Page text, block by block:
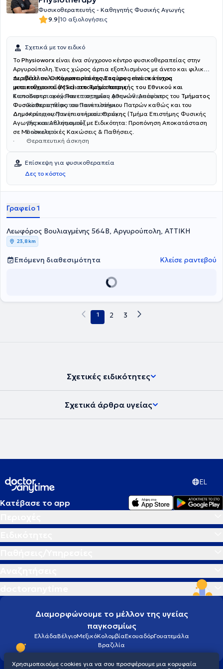
Φυσικοθεραπευτής - Καθηγητής Φυσικής Αγωγής
9.9|10 αξιολογήσεις
Σχετικά με τον ειδικό
Το Physioworx είναι ένα σύγχρονο κέντρο φυσικοθεραπείας στην
Αργυρούπολη. Ένας χώρος άρτια εξοπλισμένος με άνετο και φιλικό
περιβάλλον. ΟΚαραναστάσης Σταύροςείναι κάτοχος
μεταπτυχιακού(MSc) στο Τμήμα Ιατρικής του Εθνικού και
Καποδιστριακού Πανεπιστημίου Αθηνών.Απόφοιτος του Τμήματος
Φυσικοθεραπείαςτου Πανεπιστήμιου Πατρών καθώς και του
Δημοκρίτειου Πανεπιστήμιου Θράκης (Τμήμα Επιστήμης Φυσικής
Αγωγής και Αθλητισμού) με Ειδικότητα: Προπόνηση Αποκατάσταση
σε Μυοσκελετικές Κακώσεις & Παθήσεις.
Διαθέτει πολυετή εμπειρία έχοντας εργαστεί σε κέντρα
φυσικοθεραπείας και αποκατάστασης.
Στο κέντρο παρέχονται υπηρεσίες φυσικοθεραπείας
· Σύσταση θεραπευτικού πλάνου
·Μετεγχειρητική αποκατάσταση
· Θεραπευτικό μασάζ
· Βελονισμό
· Θεραπευτική άσκηση
Επίσκεψη για φυσικοθεραπεία
Δες το κόστος
Γραφείο 1
Λεωφόρος Βουλιαγμένης 564Β, Αργυρούπολη, ΑΤΤΙΚΗ
23,8 km
Επόμενη διαθεσιμότητα Κλείσε ραντεβού
1 2 3
Σχετικές ειδικότητες
Σχετικά άρθρα υγείας
EL
Κατέβασε το app
Διαμορφώνουμε το μέλλον της υγείας
παγκοσμίως
ΕλλάδαΒέλγιοΜεξικόΚολομβίαΕκουαδόρΓουατεμάλα
Βραζιλία
Χρησιμοποιούμε cookies για να σου προσφέρουμε μια κορυφαία